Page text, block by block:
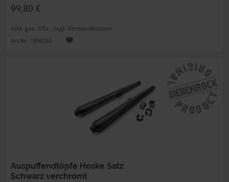
99,80 €
inkl. ges. USt., zzgl. Versandkosten
Art.Nr. 1899250
Auspuffendtöpfe Hoske Satz
Schwarz verchromt